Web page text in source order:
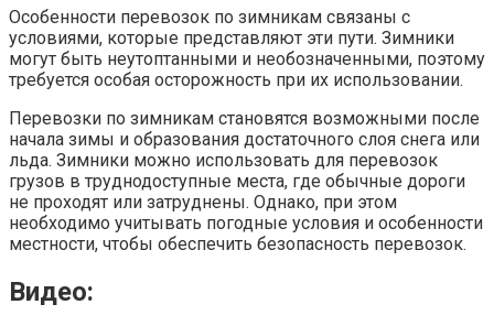
Особенности перевозок по зимникам связаны с
условиями, которые представляют эти пути. Зимники
могут быть неутоптанными и необозначенными, поэтому
требуется особая осторожность при их использовании.
Перевозки по зимникам становятся возможными после
начала зимы и образования достаточного слоя снега или
льда. Зимники можно использовать для перевозок
грузов в труднодоступные места, где обычные дороги
не проходят или затруднены. Однако, при этом
необходимо учитывать погодные условия и особенности
местности, чтобы обеспечить безопасность перевозок.
Видео: